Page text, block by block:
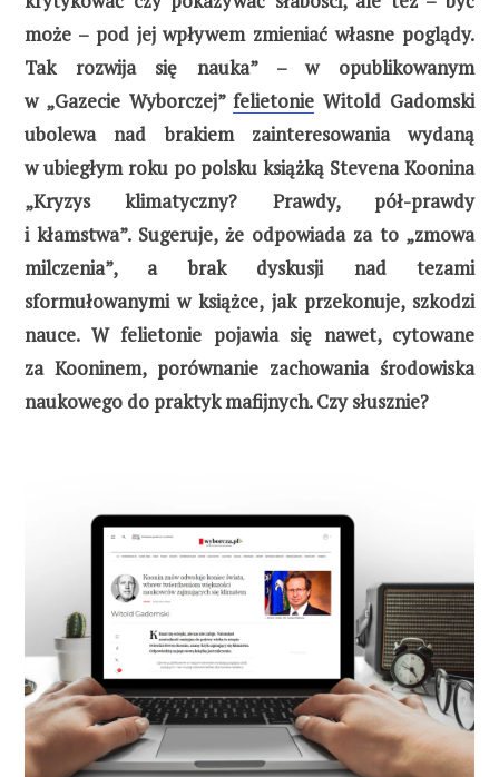
może – pod jej wpływem zmieniać własne poglądy.
Tak rozwija się nauka” – w opublikowanym
w „Gazecie Wyborczej”felietonie Witold Gadomski
ubolewa nad brakiem zainteresowania wydaną
w ubiegłym roku po polsku książką Stevena Koonina
„Kryzys klimatyczny? Prawdy, pół-prawdy
i kłamstwa”. Sugeruje, że odpowiada za to „zmowa
milczenia”, a brak dyskusji nad tezami
sformułowanymi w książce, jak przekonuje, szkodzi
nauce. W felietonie pojawia się nawet, cytowane
za Kooninem, porównanie zachowania środowiska
naukowego do praktyk mafijnych. Czy słusznie?